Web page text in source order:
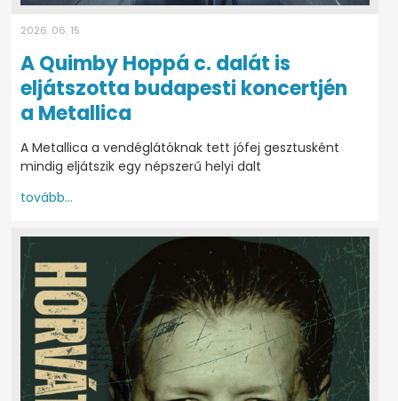
2026. 06. 15
A Quimby Hoppá c. dalát is
eljátszotta budapesti koncertjén
a Metallica
A Metallica a vendéglátóknak tett jófej gesztusként
mindig eljátszik egy népszerű helyi dalt
tovább...